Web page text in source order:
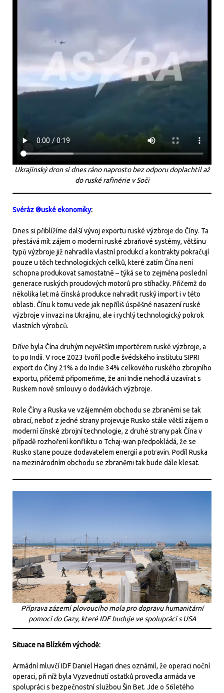
Ukrajinský dron si dnes ráno naprosto bez odporu doplachtil až
do ruské rafinérie v Soči
Svéráz ®uské ekonomiky:
Dnes si přiblížíme další vývoj exportu ruské výzbroje do Číny. Ta
přestává mít zájem o moderní ruské zbraňové systémy, většinu
typů výzbroje již nahradila vlastní produkcí a kontrakty pokračují
pouze u těch technologických celků, které zatím Čína není
schopna produkovat samostatně – týká se to zejména poslední
generace ruských proudových motorů pro stíhačky. Přičemž do
několika let má čínská produkce nahradit ruský import i v této
oblasti. Čínu k tomu vede jak nepříliš úspěšné nasazení ruské
výzbroje v invazi na Ukrajinu, ale i rychlý technologický pokrok
vlastních výrobců.
Dříve byla Čína druhým největším importérem ruské výzbroje, a
to po Indii. V roce 2023 tvořil podle švédského institutu SIPRI
export do Číny 21% a do Indie 34% celkového ruského zbrojního
exportu, přičemž připomeňme, že ani Indie nehodlá uzavírat s
Ruskem nové smlouvy o dodávkách výzbroje.
Role Číny a Ruska ve vzájemném obchodu se zbraněmi se tak
obrací, neboť z jedné strany projevuje Rusko stále větší zájem o
moderní čínské zbrojní technologie, z druhé strany pak Čína v
případě rozhoření konfliktu o Tchaj-wan předpokládá, že se
Rusko stane pouze dodavatelem energií a potravin. Podíl Ruska
na mezinárodním obchodu se zbraněmi tak bude dále klesat.
Příprava zázemí plovoucího mola pro dopravu humanitární
pomoci do Gazy, které IDF buduje ve spolupráci s USA
Situace na Blízkém východě:
Armádní mluvčí IDF Daniel Hagari dnes oznámil, že operaci noční
operaci, při níž byla Vyzvednutí ostatků provedla armáda ve
spolupráci s bezpečnostní službou Šin Bet. Jde o 56letého